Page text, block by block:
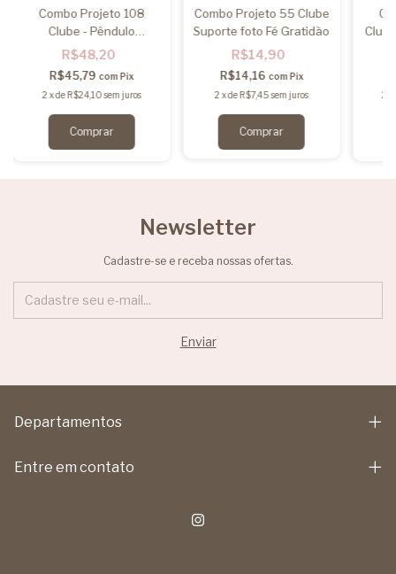
Combo Projeto 108
Clube - Pêndulo
Mãezinha Luxo
R$48,20
R$45,79 com Pix
2 xdeR$24,10 sem juros
Combo Projeto 55 Clube
Suporte foto Fé Gratidão
R$14,90
R$14,16 com Pix
2 xdeR$7,45 sem juros
Comprar
2
Newsletter
Cadastre-se e receba nossas ofertas.
Departamentos
Entre em contato